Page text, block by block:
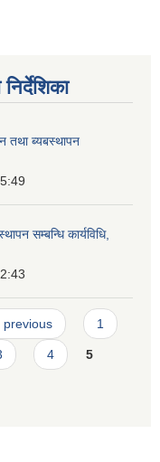
तथा ब्यबस्थापन
सम्बन्धि कार्यविधि,
previous 1
4 5